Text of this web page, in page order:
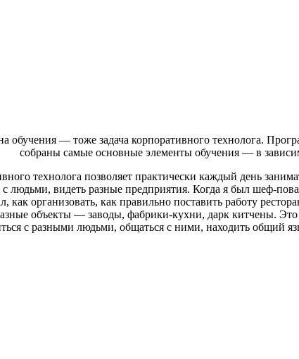
обучения — тоже задача корпоративного технолога.
собраны самые основные элементы обучения — в
технолога позволяет практически каждый день
с людьми, видеть разные предприятия. Когда я был шеф-
как организовать, как правильно поставить работу
объекты — заводы, фабрики-кухни, дарк китчены. Это
с разными людьми, общаться с ними, находить общий